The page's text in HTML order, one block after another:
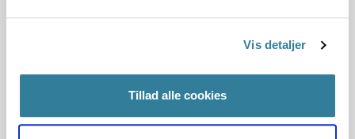
Vis detaljer
Tillad alle cookies
Paragraf